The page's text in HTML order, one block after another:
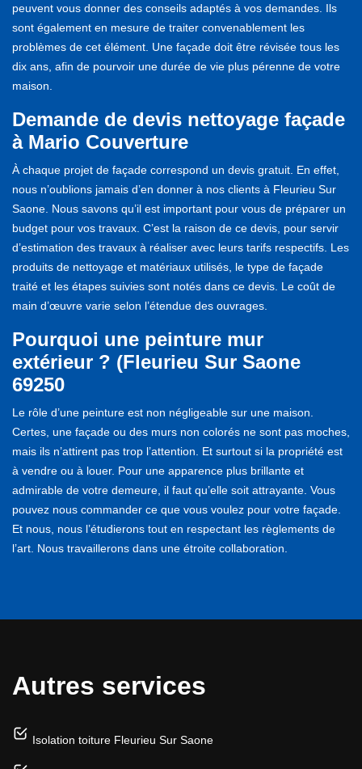
peuvent vous donner des conseils adaptés à vos demandes. Ils
sont également en mesure de traiter convenablement les
problèmes de cet élément. Une façade doit être révisée tous les
dix ans, afin de pourvoir une durée de vie plus pérenne de votre
maison.
Demande de devis nettoyage façade
à Mario Couverture
À chaque projet de façade correspond un devis gratuit. En effet,
nous n’oublions jamais d’en donner à nos clients à Fleurieu Sur
Saone. Nous savons qu’il est important pour vous de préparer un
budget pour vos travaux. C’est la raison de ce devis, pour servir
d’estimation des travaux à réaliser avec leurs tarifs respectifs. Les
produits de nettoyage et matériaux utilisés, le type de façade
traité et les étapes suivies sont notés dans ce devis. Le coût de
main d’œuvre varie selon l’étendue des ouvrages.
Pourquoi une peinture mur
extérieur ? (Fleurieu Sur Saone
69250
Le rôle d’une peinture est non négligeable sur une maison.
Certes, une façade ou des murs non colorés ne sont pas moches,
mais ils n’attirent pas trop l’attention. Et surtout si la propriété est
à vendre ou à louer. Pour une apparence plus brillante et
admirable de votre demeure, il faut qu’elle soit attrayante. Vous
pouvez nous commander ce que vous voulez pour votre façade.
Et nous, nous l’étudierons tout en respectant les règlements de
l’art. Nous travaillerons dans une étroite collaboration.
Autres services
Isolation toiture Fleurieu Sur Saone